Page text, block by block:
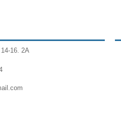
16. 2A